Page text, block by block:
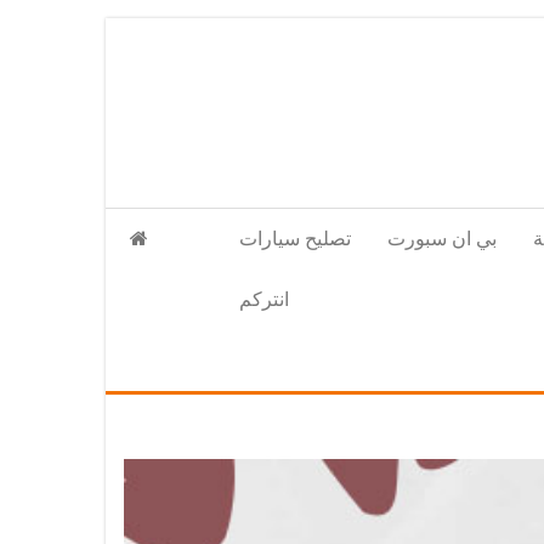
تصليح سيارات بي ان سبورت
انتركم